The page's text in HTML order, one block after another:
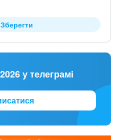
Зберегти
у телеграмі